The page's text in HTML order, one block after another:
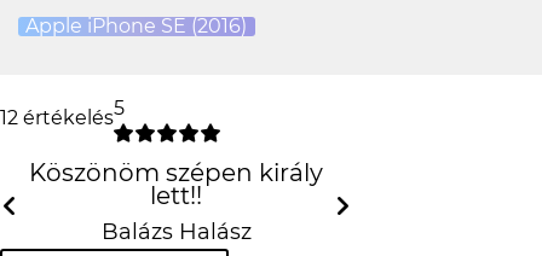
Apple iPhone SE (2016)
12 értékelés5
Köszönöm szépen király lett!!
Balázs Halász
Previous